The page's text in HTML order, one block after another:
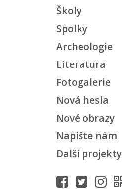
Školy
Spolky
Archeologie
Literatura
Fotogalerie
Nová hesla
Nové obrazy
Napište nám
Další projekty